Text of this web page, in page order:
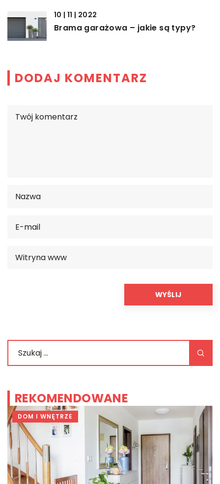
10 | 11 | 2022
Brama garażowa – jakie są typy?
DODAJ KOMENTARZ
REKOMENDOWANE
DOM I WNĘTRZE